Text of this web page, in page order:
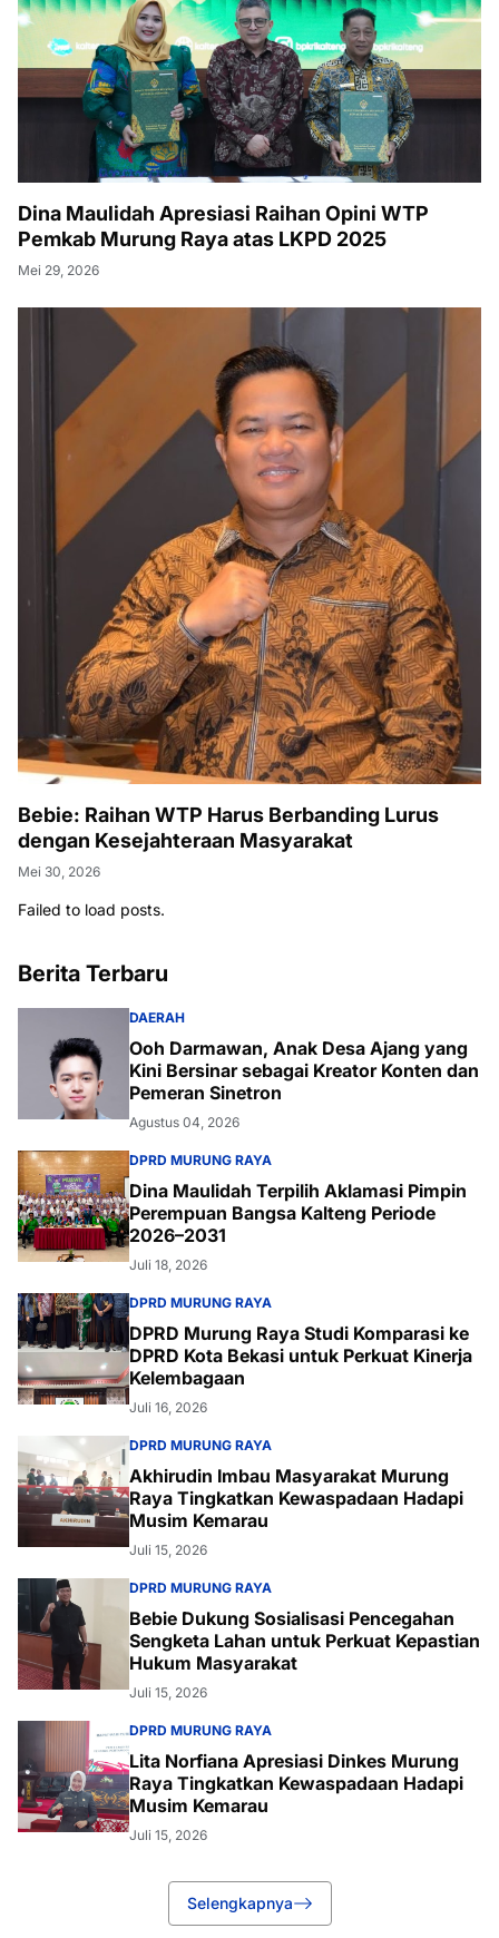
Dina Maulidah Apresiasi Raihan Opini WTP
Pemkab Murung Raya atas LKPD 2025
Mei 29, 2026
Bebie: Raihan WTP Harus Berbanding Lurus
dengan Kesejahteraan Masyarakat
Mei 30, 2026
Failed to load posts.
Berita Terbaru
DAERAH
Ooh Darmawan, Anak Desa Ajang yang
Kini Bersinar sebagai Kreator Konten dan
Pemeran Sinetron
Agustus 04, 2026
DPRD MURUNG RAYA
Dina Maulidah Terpilih Aklamasi Pimpin
Perempuan Bangsa Kalteng Periode
2026–2031
Juli 18, 2026
DPRD MURUNG RAYA
DPRD Murung Raya Studi Komparasi ke
DPRD Kota Bekasi untuk Perkuat Kinerja
Kelembagaan
Juli 16, 2026
DPRD MURUNG RAYA
Akhirudin Imbau Masyarakat Murung
Raya Tingkatkan Kewaspadaan Hadapi
Musim Kemarau
Juli 15, 2026
DPRD MURUNG RAYA
Bebie Dukung Sosialisasi Pencegahan
Sengketa Lahan untuk Perkuat Kepastian
Hukum Masyarakat
Juli 15, 2026
DPRD MURUNG RAYA
Lita Norfiana Apresiasi Dinkes Murung
Raya Tingkatkan Kewaspadaan Hadapi
Musim Kemarau
Juli 15, 2026
Selengkapnya